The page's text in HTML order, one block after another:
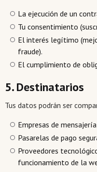
La ejecución de un
Tu consentimiento
El interés legítimo
fraude).
El cumplimiento de
5. Destinatarios
Tus datos podrán ser
Empresas de
Pasarelas de pago
Proveedores
funcionamiento de la